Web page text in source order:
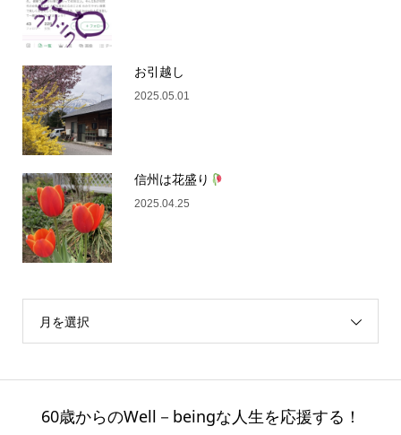
お引越し
2025.05.01
信州は花盛り
2025.04.25
月を選択
60歳からのWell－beingな人生を応援する！